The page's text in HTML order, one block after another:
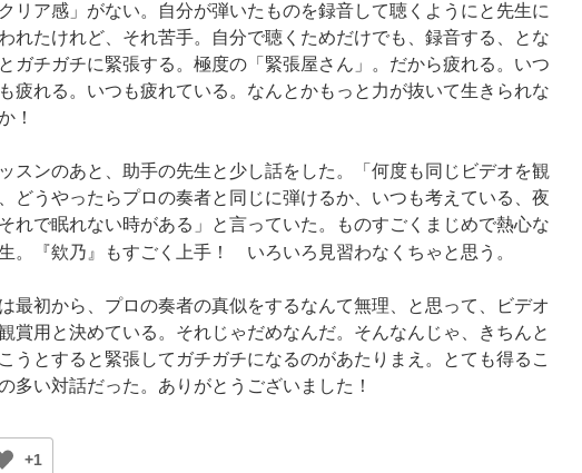
クリア感」がない。自分が弾いたものを録音して聴くようにと先生に
れたけれど、それ苦手。自分で聴くためだけでも、録音する、とな
ガチガチに緊張する。極度の「緊張屋さん」。だから疲れる。いつ
疲れる。いつも疲れている。なんとかもっと力が抜いて生きられな
！
スンのあと、助手の先生と少し話をした。「何度も同じビデオを観
どうやったらプロの奏者と同じに弾けるか、いつも考えている、夜
れで眠れない時がある」と言っていた。ものすごくまじめで熱心な
。
『欸乃』もすごく上手！ いろいろ 見習わなくちゃと思う。
最初から、プロの奏者の真似をするなんて無理、と思って、ビデオ
賞用と決めている。それじゃだめなんだ。そんなんじゃ、きちんと
うとすると緊張してガチガチになるのがあたりまえ。とても得るこ
多い対話だった。ありがとうございました！
+1